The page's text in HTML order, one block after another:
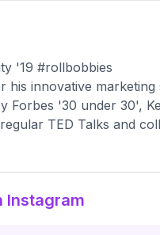
'19 #rollbobbies
his innovative
Forbes '30 under 30',
TED Talks and
Instagram